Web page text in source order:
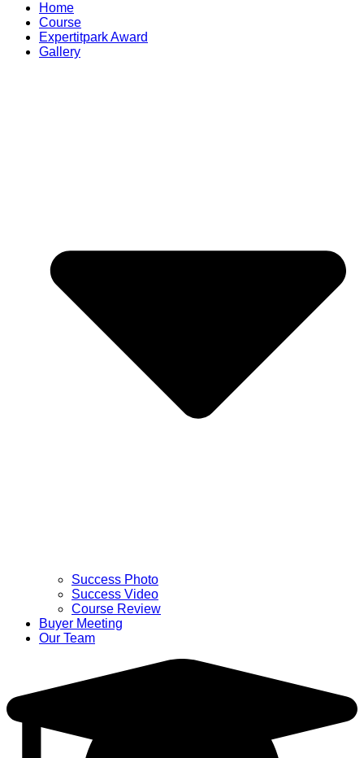
Home
Course
Expertitpark Award
Gallery
Success Photo
Success Video
Course Review
Buyer Meeting
Our Team